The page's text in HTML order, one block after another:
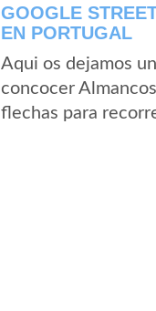
GOOGLE
EN PORTUGAL
Aqui os dejamos
concocer
flechas para